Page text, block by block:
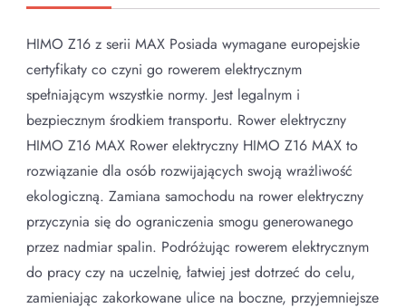
HIMO Z16 z serii MAX Posiada wymagane europejskie
certyfikaty co czyni go rowerem elektrycznym
spełniającym wszystkie normy. Jest legalnym i
bezpiecznym środkiem transportu. Rower elektryczny
HIMO Z16 MAX Rower elektryczny HIMO Z16 MAX to
rozwiązanie dla osób rozwijających swoją wrażliwość
ekologiczną. Zamiana samochodu na rower elektryczny
przyczynia się do ograniczenia smogu generowanego
przez nadmiar spalin. Podróżując rowerem elektrycznym
do pracy czy na uczelnię, łatwiej jest dotrzeć do celu,
zamieniając zakorkowane ulice na boczne, przyjemniejsze